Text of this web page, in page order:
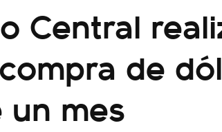
Central
de
un mes